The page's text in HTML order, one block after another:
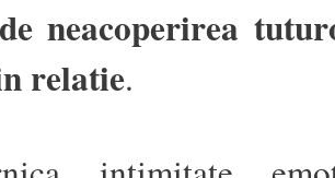
neacoperirea
relatie.